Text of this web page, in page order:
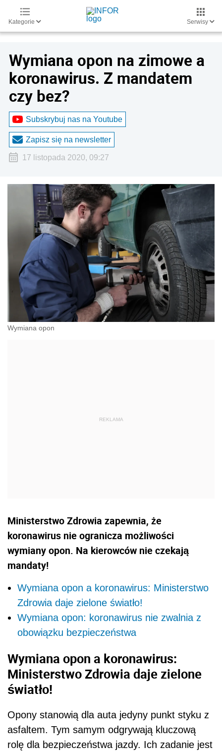
Kategorie Serwisy
Wymiana opon na zimowe a
koronawirus. Z mandatem
czy bez?
Subskrybuj nas na Youtube
Zapisz się na newsletter
17 listopada 2020, 09:27
Wymiana opon
Ministerstwo Zdrowia zapewnia, że
koronawirus nie ogranicza możliwości
wymiany opon. Na kierowców nie czekają
mandaty!
Wymiana opon a koronawirus: Ministerstwo
Zdrowia daje zielone światło!
Wymiana opon: koronawirus nie zwalnia z
obowiązku bezpieczeństwa
Wymiana opon a koronawirus:
Ministerstwo Zdrowia daje zielone
światło!
Opony stanowią dla auta jedyny punkt styku z
asfaltem. Tym samym odgrywają kluczową
rolę dla bezpieczeństwa jazdy. Ich zadanie jest